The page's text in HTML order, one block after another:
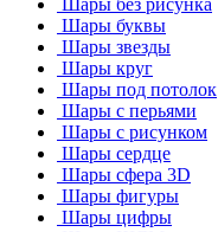
Шары буквы
Шары звезды
Шары круг
Шары под потолок
Шары с перьями
Шары с рисунком
Шары сердце
Шары сфера 3D
Шары фигуры
Шары цифры